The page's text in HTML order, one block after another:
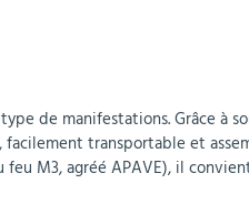
de manifestations. Grâce à
transportable et
feu M3, agréé APAVE), il